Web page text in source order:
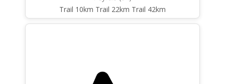
Trail 10km Trail 22km Trail 42km